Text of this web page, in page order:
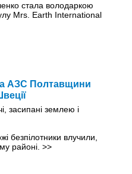
стала володаркою
Mrs. Earth International
АЗС Полтавщини
безпілотники влучили,
районі. >>